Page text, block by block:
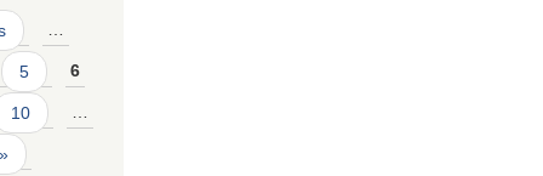
…
5 6
10 …